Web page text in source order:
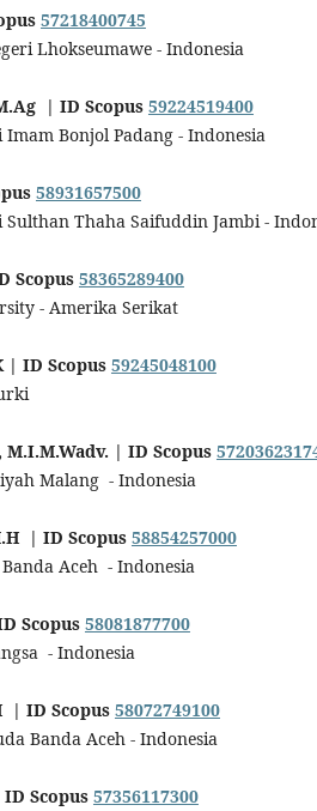
57218400745
Lhokseumawe - Indonesia
| ID Scopus 59224519400
Bonjol Padang - Indonesia
58931657500
Thaha Saifuddin Jambi -
Scopus 58365289400
- Amerika Serikat
| ID Scopus 59245048100
M.I.M.Wadv. | ID Scopus
Malang - Indonesia
| ID Scopus 58854257000
Aceh - Indonesia
Scopus 58081877700
- Indonesia
| ID Scopus 58072749100
Banda Aceh - Indonesia
Scopus 57356117300